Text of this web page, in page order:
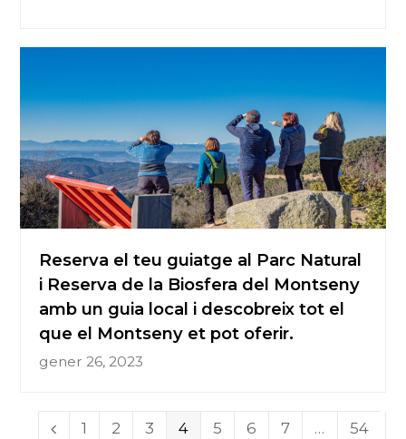
Reserva el teu guiatge al Parc Natural
i Reserva de la Biosfera del Montseny
amb un guia local i descobreix tot el
que el Montseny et pot oferir.
gener 26, 2023
Previous
Page
1 Page
2 Page
3 Page
4 Page
5 Page
6 Page
7 … Page
54